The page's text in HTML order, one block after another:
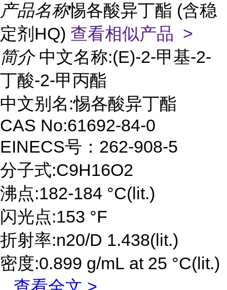
产品名称惕各酸异丁酯 (含稳
定剂HQ) 查看相似产品 >
简介 中文名称:(E)-2-甲基-2-
丁酸-2-甲丙酯
中文别名:惕各酸异丁酯
CAS No:61692-84-0
EINECS号：262-908-5
分子式:C9H16O2
沸点:182-184 °C(lit.)
闪光点:153 °F
折射率:n20/D 1.438(lit.)
密度:0.899 g/mL at 25 °C(lit.)